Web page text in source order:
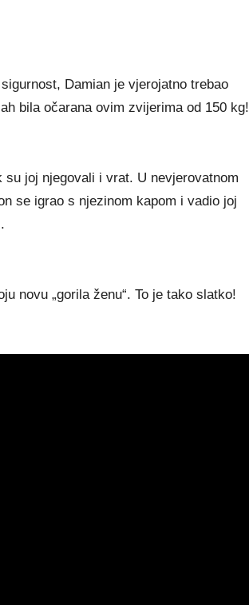
Damian je vjerojatno trebao
bila očarana ovim zvijerima od 150 kg!
joj njegovali i vrat. U nevjerovatnom
se igrao s njezinom kapom i vadio joj
novu „gorila ženu“. To je tako slatko!